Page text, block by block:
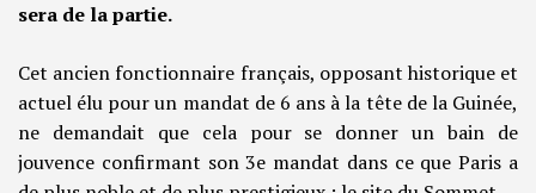
sera de la partie.
Cet ancien fonctionnaire français, opposant historique et
actuel élu pour un mandat de 6 ans à la tête de la Guinée,
ne demandait que cela pour se donner un bain de
jouvence confirmant son 3e mandat dans ce que Paris a